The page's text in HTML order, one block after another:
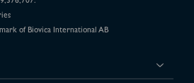
of Biovica International AB